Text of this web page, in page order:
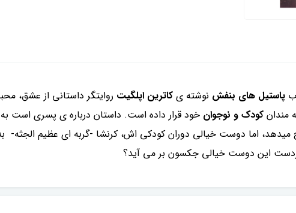
پاستیل های بنفش نوشته ی کاترین اپلگیت روایتگر داستانی از عشق،
مندان کودک و نوجوان خود قرار داده است. داستان درباره ی پسری است
اما دوست خیالی دوران کودکی اش، کرنشا -گربه ای عظیم الجثه-
این دوست خیالی جکسون بر می آید؟